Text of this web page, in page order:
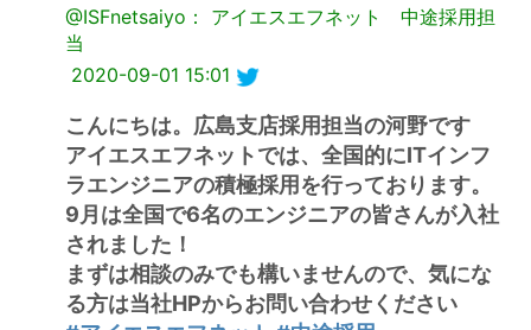
@ISFnetsaiyo： アイエスエフネット 中途採用担
当
2020-09-01 15:01
こんにちは。広島支店採用担当の河野です
アイエスエフネットでは、全国的にITインフ
ラエンジニアの積極採用を行っております。
9月は全国で6名のエンジニアの皆さんが入社
されました！
まずは相談のみでも構いませんので、気にな
る方は当社HPからお問い合わせください